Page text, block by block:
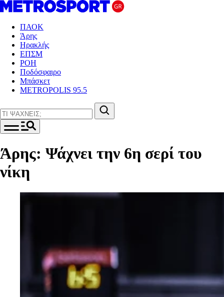
ΠΑΟΚ
Άρης
Ηρακλής
ΕΠΣΜ
ΡΟΗ
Ποδόσφαιρο
Μπάσκετ
METROPOLIS 95.5
Άρης: Ψάχνει την 6η σερί του
νίκη